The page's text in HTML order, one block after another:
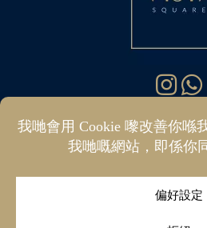
你好 @ 維斯塔廣場公司 |